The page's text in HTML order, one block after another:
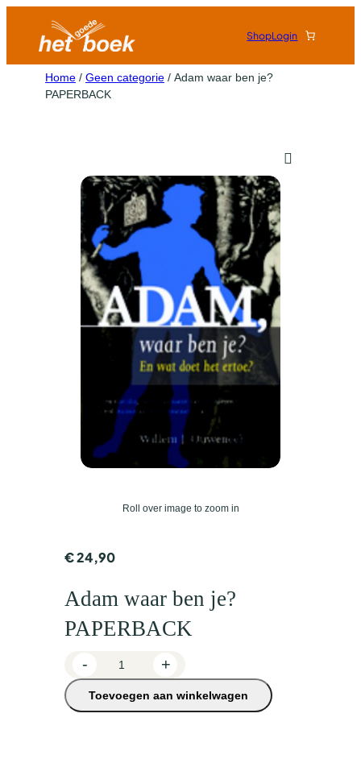
ShopLogin
Home / Geen categorie / Adam waar ben je?
PAPERBACK
Roll over image to zoom in
€24,90
Adam waar ben je?
PAPERBACK
a
- +
Toevoegen aan winkelwagen